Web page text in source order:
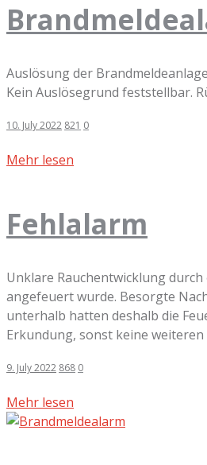
Auslösung der
Kein Auslösegrund feststellbar.
10. July 2022 821 0
Mehr lesen
Fehlalarm
Unklare Rauchentwicklung
angefeuert wurde. Besorgte
unterhalb hatten deshalb die
Erkundung, sonst keine
9. July 2022 868 0
Mehr lesen